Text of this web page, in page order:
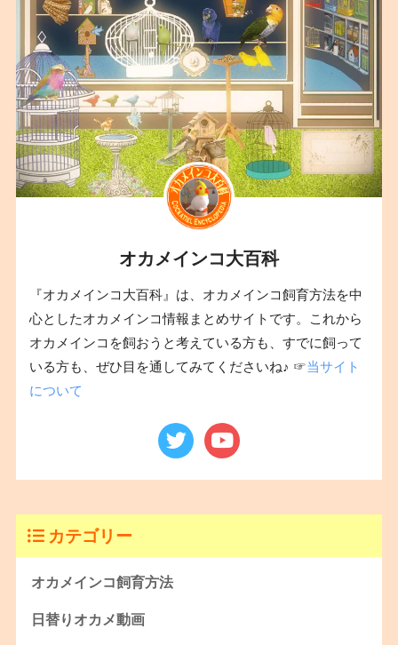
オカメインコ大百科
『オカメインコ大百科』は、オカメインコ飼育方法を中
心としたオカメインコ情報まとめサイトです。これから
オカメインコを飼おうと考えている方も、すでに飼って
いる方も、ぜひ目を通してみてくださいね♪ ☞当サイト
について
カテゴリー
オカメインコ飼育方法
日替りオカメ動画